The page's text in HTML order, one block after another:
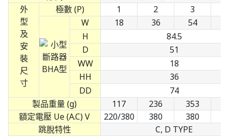
外
型
及
安
裝
尺
寸
極數 (P) 1 2 3
W
18 36 54
H
84.5
D
51
WW
18
HH
36
DD
74
製品重量 (g)
117 236 353
額定電壓 Ue (A.C) V
220/380 380 380
跳脫特性
C, D TYPE